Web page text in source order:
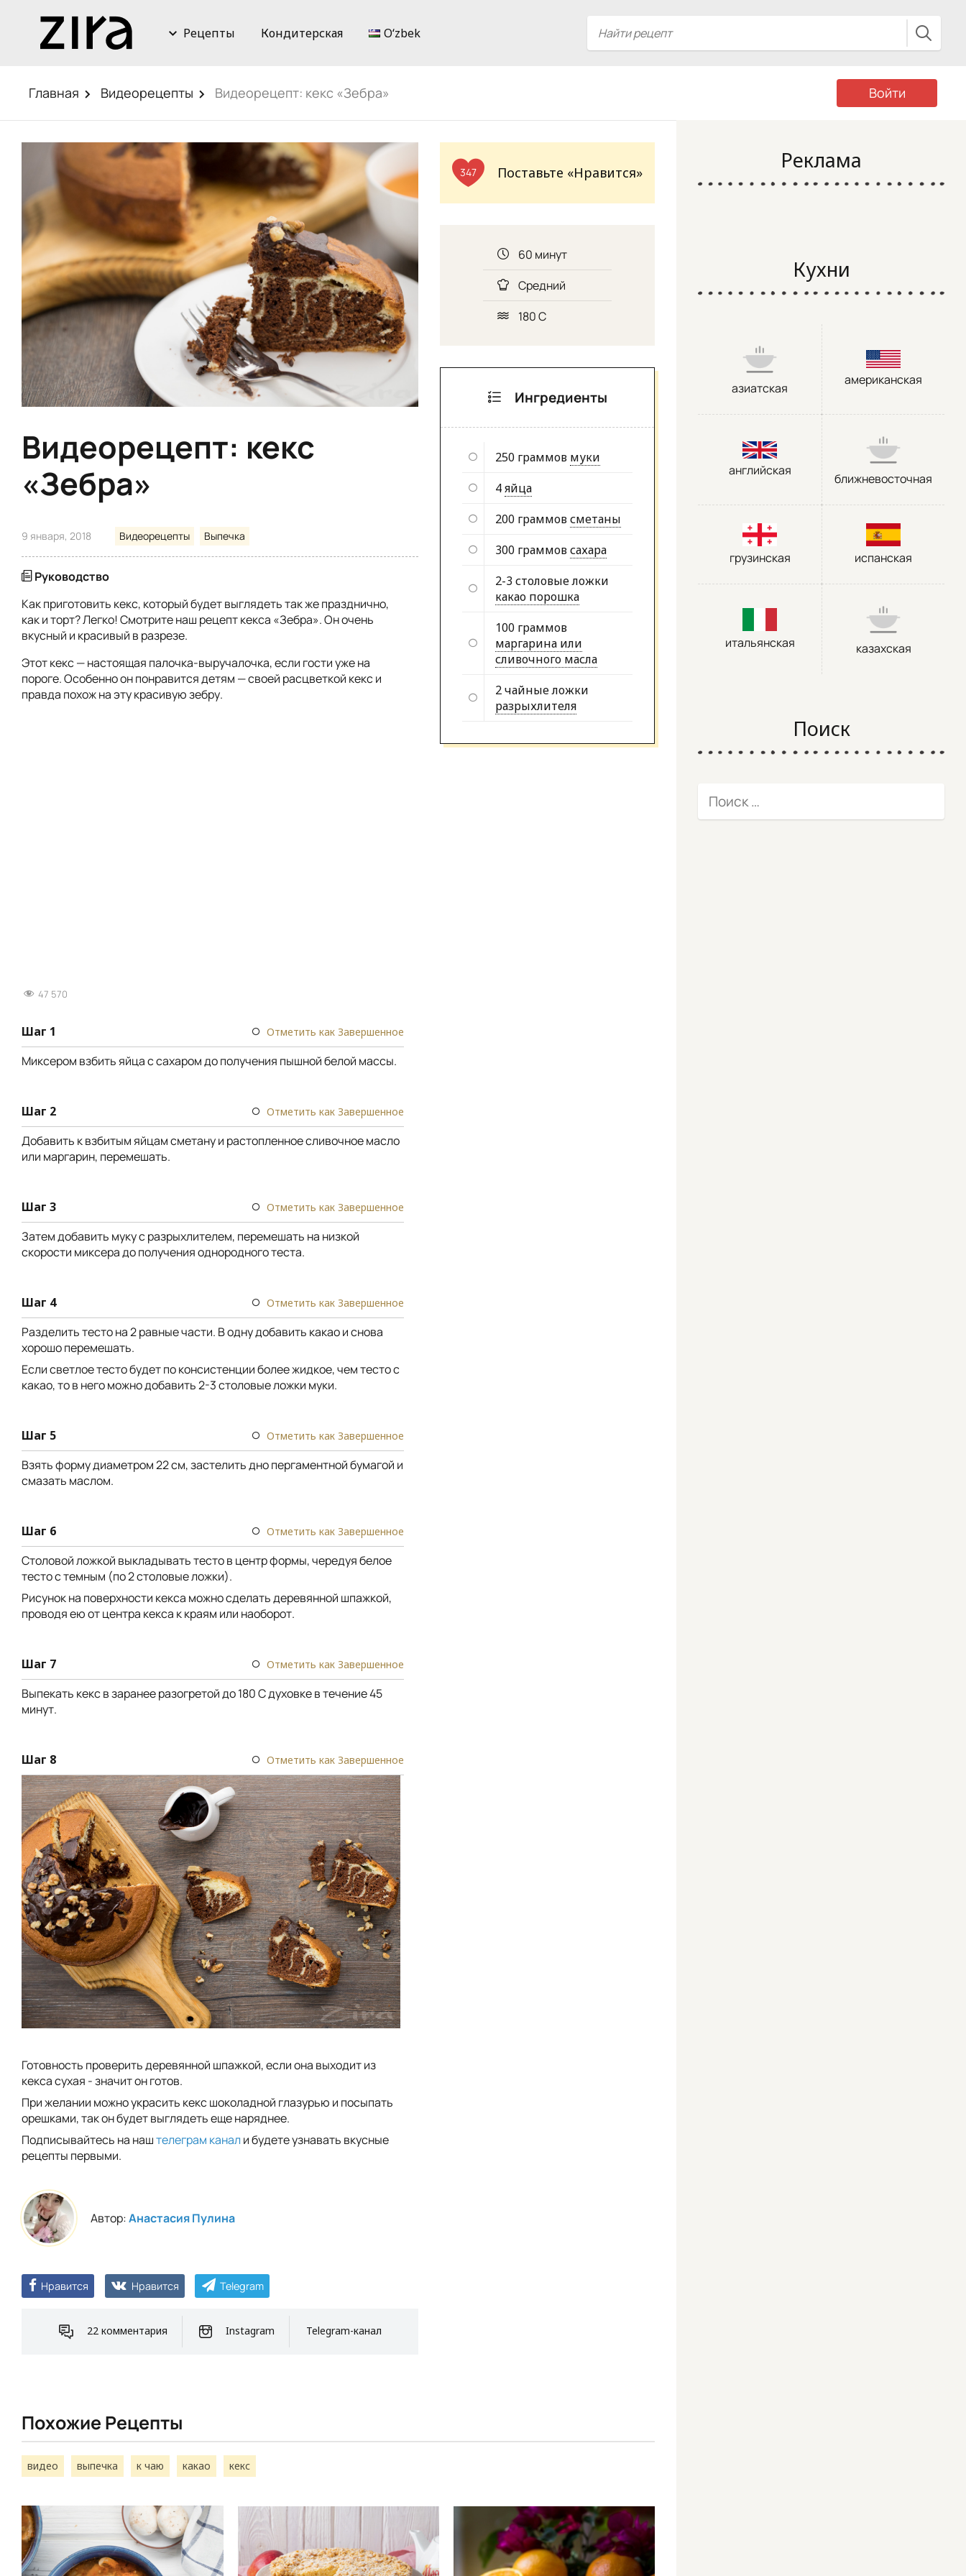
Рецепты Кондитерская Oʻzbek
Главная Видеорецепты Видеорецепт: кекс «Зебра» Войти
Видеорецепт: кекс
«Зебра»
9 января, 2018 Видеорецепты Выпечка
Руководство
Как приготовить кекс, который будет выглядеть так же празднично,
как и торт? Легко! Смотрите наш рецепт кекса «Зебра». Он очень
вкусный и красивый в разрезе.
Этот кекс — настоящая палочка-выручалочка, если гости уже на
пороге. Особенно он понравится детям — своей расцветкой кекс и
правда похож на эту красивую зебру.
47 570
Шаг 1 Отметить как Завершенное
Миксером взбить яйца с сахаром до получения пышной белой массы.
Шаг 2 Отметить как Завершенное
Добавить к взбитым яйцам сметану и растопленное сливочное масло
или маргарин, перемешать.
Шаг 3 Отметить как Завершенное
Затем добавить муку с разрыхлителем, перемешать на низкой
скорости миксера до получения однородного теста.
Шаг 4 Отметить как Завершенное
Разделить тесто на 2 равные части. В одну добавить какао и снова
хорошо перемешать.
Если светлое тесто будет по консистенции более жидкое, чем тесто с
какао, то в него можно добавить 2-3 столовые ложки муки.
Шаг 5 Отметить как Завершенное
Взять форму диаметром 22 см, застелить дно пергаментной бумагой и
смазать маслом.
Шаг 6 Отметить как Завершенное
Столовой ложкой выкладывать тесто в центр формы, чередуя белое
тесто с темным (по 2 столовые ложки).
Рисунок на поверхности кекса можно сделать деревянной шпажкой,
проводя ею от центра кекса к краям или наоборот.
Шаг 7 Отметить как Завершенное
Выпекать кекс в заранее разогретой до 180 С духовке в течение 45
минут.
Шаг 8 Отметить как Завершенное
Готовность проверить деревянной шпажкой, если она выходит из
кекса сухая - значит он готов.
При желании можно украсить кекс шоколадной глазурью и посыпать
орешками, так он будет выглядеть еще наряднее.
Подписывайтесь на наштелеграм канал и будете узнавать вкусные
рецепты первыми.
Автор:Анастасия Пулина
Нравится Нравится Telegram
22 комментария Instagram Telegram-канал
347 Поставьте «Нравится»
60 минут
Средний
180 С
Ингредиенты
250 граммов муки
4яйца
200 граммовсметаны
300 граммовсахара
2-3 столовые ложки
какао порошка
100 граммов
маргарина или
сливочного масла
2 чайные ложки
разрыхлителя
Похожие Рецепты
видео выпечка к чаю какао кекс
Реклама
Кухни
азиатская
американская
английская
ближневосточная
грузинская испанская
итальянская казахская
Поиск